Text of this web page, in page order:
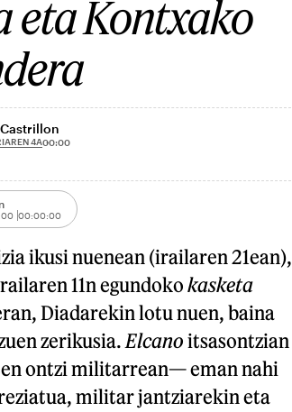
eta Kontxako
4A00:00
00:00:00
ikusi nuenean (irailaren 21ean),
11n egundoko kasketa
Diadarekin lotu nuen, baina
zerikusia. Elcano itsasontzian
ontzi militarrean— eman nahi
militar jantziarekin eta